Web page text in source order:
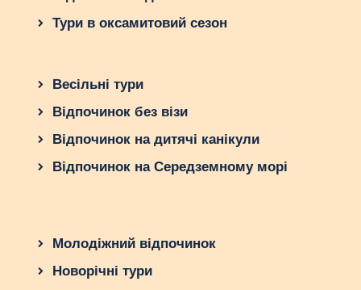
Тури в оксамитовий сезон
Весільні тури
Відпочинок без візи
Відпочинок на дитячі канікули
Відпочинок на Середземному морі
Молодіжний відпочинок
Новорічні тури